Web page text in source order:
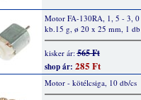
Motor FA-130RA, 1, 5 - 3,
kb.15 g, ø 20 x 25 mm, 1 db
kisker ár:565 Ft
shop ár: 285 Ft
Motor - kötélcsiga, 10 db/cs